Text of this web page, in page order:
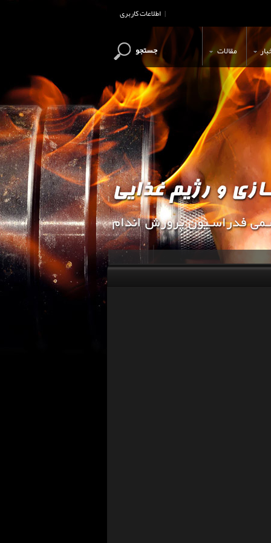
اطلاعات کاربری |
مقالات جستجو
این وب سایت جهت اطلاع رسانی و